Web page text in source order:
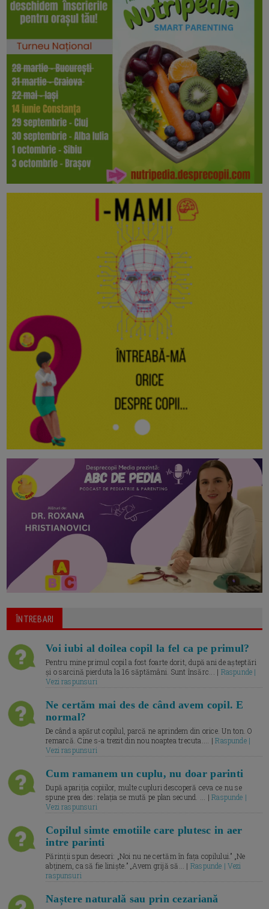
ÎNTREBARI
Voi iubi al doilea copil la fel ca pe primul?
Pentru mine primul copil a fost foarte dorit, după ani de așteptări
și o sarcină pierduta la 16 săptămâni. Sunt însărc... | Raspunde |
Vezi raspunsuri
Ne certăm mai des de când avem copil. E
normal?
De când a apărut copilul, parcă ne aprindem din orice. Un ton. O
remarcă. Cine s-a trezit din nou noaptea trecuta.... |Raspunde |
Vezi raspunsuri
Cum ramanem un cuplu, nu doar parinti
După apariția copiilor, multe cupluri descoperă ceva ce nu se
spune prea des: relația se mută pe plan secund. ... |Raspunde |
Vezi raspunsuri
Copilul simte emotiile care plutesc in aer
intre parinti
Părinții spun deseori: „Noi nu ne certăm în fața copilului.” „Ne
abținem, ca să fie liniște.” „Avem grijă să... | Raspunde | Vezi
raspunsuri
Naștere naturală sau prin cezariană